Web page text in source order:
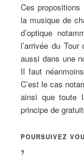
Ces
la musique de
d’optique
l’arrivée du
aussi dans une
Il faut
C’est le cas
ainsi que toute
principe de
POURSUIVEZ
?